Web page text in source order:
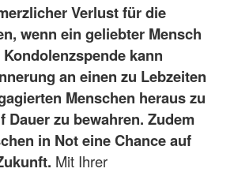
Verlust für die
wenn ein geliebter Mensch
kann
an einen zu Lebzeiten
Menschen heraus zu
Dauer zu bewahren. Zudem
in Not eine Chance auf
Mit Ihrer